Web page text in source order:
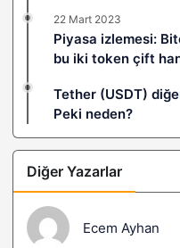
Piyasa izlemesi:
bu iki token çift
22 Mart 2023
Tether (USDT)
Peki neden?
Diğer Yazarlar
Ecem Ayhan